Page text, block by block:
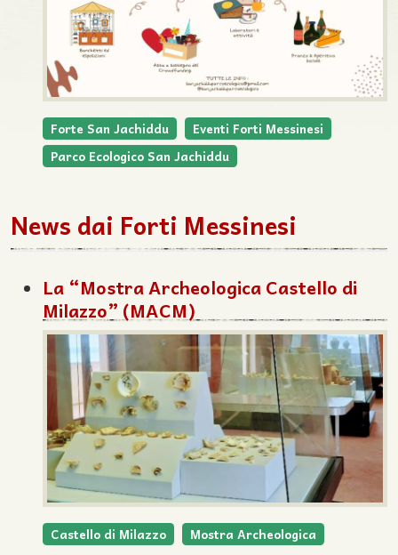
Forte San Jachiddu
Eventi Forti Messinesi
Parco Ecologico San Jachiddu
News dai Forti Messinesi
La “Mostra Archeologica Castello di
Milazzo” (MACM)
Castello di Milazzo Mostra Archeologica